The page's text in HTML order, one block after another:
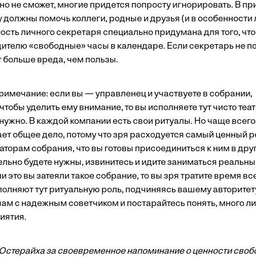
не сможет, многие придется попросту игнорировать. В
помочь коллеги, родные и друзья (и в особенности
личного секретаря специально придумана для того,
«свободные» часы в календаре. Если секретарь не
больше вреда, чем пользы.
если вы — управленец и участвуете в собрании,
уделить ему внимание, то вы исполняете тут чисто
В каждой компании есть свои ритуалы. Но чаще всего
общее дело, потому что зря расходуется самый ценный
собрания, что вы готовы присоединиться к ним в
будете нужны, извинитесь и идите заниматься
вы затеяли такое собрание, то вы зря тратите время
тут ритуальную роль, подчиняясь вашему
с надежным советчиком и постарайтесь понять, много
за своевременное напоминание о ценности